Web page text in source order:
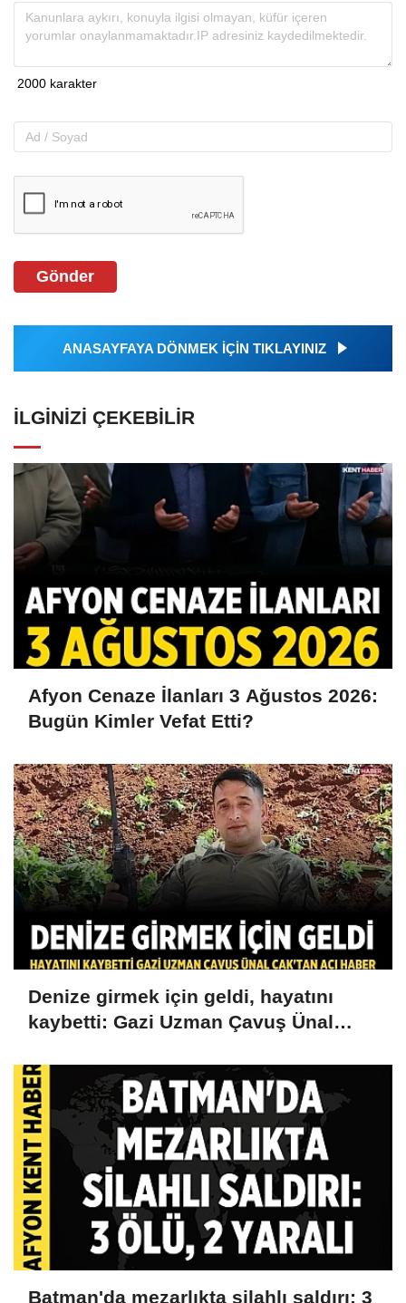
Gönder
ANASAYFAYA DÖNMEK İÇİN TIKLAYINIZ
İLGINIZI ÇEKEBILIR
Afyon Cenaze İlanları 3 Ağustos 2026:
Bugün Kimler Vefat Etti?
Denize girmek için geldi, hayatını
kaybetti: Gazi Uzman Çavuş Ünal
Batman'da mezarlıkta silahlı saldırı: 3